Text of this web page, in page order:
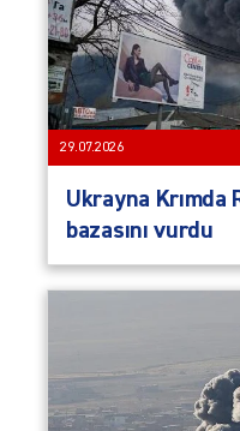
29.07.2026
Ukrayna Krımda
bazasını vurdu